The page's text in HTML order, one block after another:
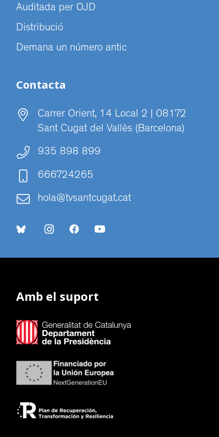
Auditada per OJD
Distribució
Demana un número antic
Contacta
Carrer Orient, 14 Local 2 | 08172
Sant Cugat del Vallès (Barcelona)
935 898 899
666724265
hola@tvsantcugat.cat
Amb el suport